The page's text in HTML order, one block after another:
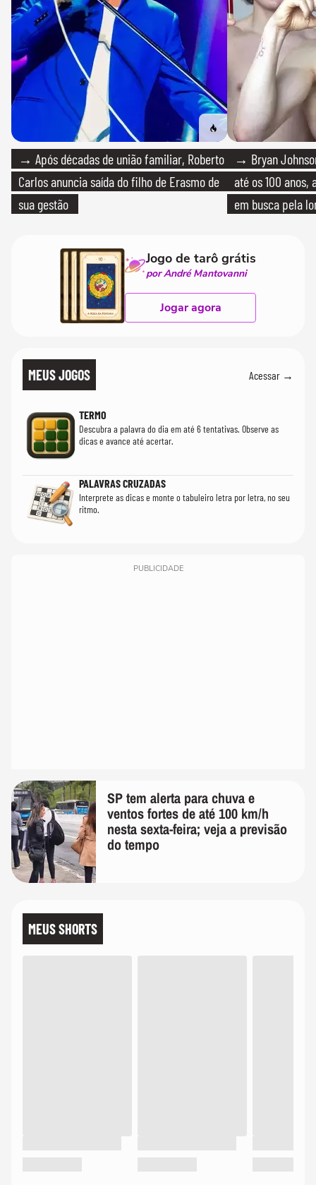
→ Após décadas de união familiar, Roberto
Carlos anuncia saída do filho de Erasmo de
sua gestão
→ Bryan
até os 100
em busca pela
Jogo de tarô grátis
por André Mantovanni
Jogar agora
MEUS JOGOS Acessar →
TERMO
Descubra a palavra do dia em até 6 tentativas. Observe as
dicas e avance até acertar.
PALAVRAS CRUZADAS
Interprete as dicas e monte o tabuleiro letra por letra, no seu
ritmo.
PUBLICIDADE
SP tem alerta para chuva e
ventos fortes de até 100 km/h
nesta sexta-feira; veja a previsão
do tempo
MEUS SHORTS